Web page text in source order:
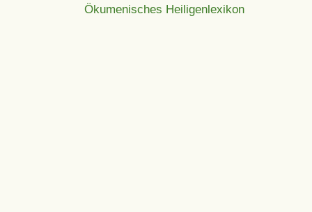
Ökumenisches Heiligenlexikon